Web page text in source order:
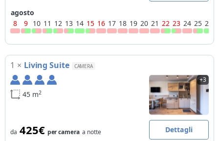
agosto
8
9 10 11 12 13 14 15 16 17 18 19 20 21 22 23 24 25 26
1 × Living Suite CAMERA
45 m2
+3
da 425€ per camera a notte Dettagli